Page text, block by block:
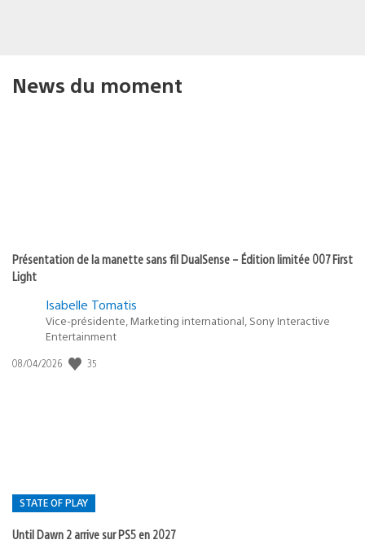
News du moment
Présentation de la manette sans fil DualSense – Édition limitée 007 First
Light
Isabelle Tomatis
Vice-présidente, Marketing international, Sony Interactive
Entertainment
Date
08/04/2026 35
STATE OF PLAY
Until Dawn 2 arrive sur PS5 en 2027